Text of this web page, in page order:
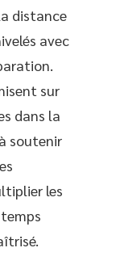
distance
avec
sur
dans la
soutenir
les